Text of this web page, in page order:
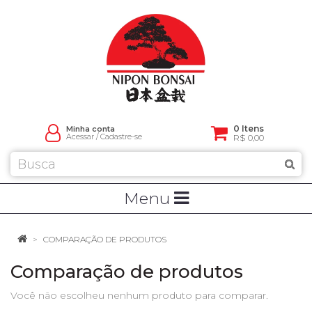
Minha conta
Acessar/Cadastre-se
0 Itens
R$ 0,00
Menu
COMPARAÇÃO DE PRODUTOS
Comparação de produtos
Você não escolheu nenhum produto para comparar.